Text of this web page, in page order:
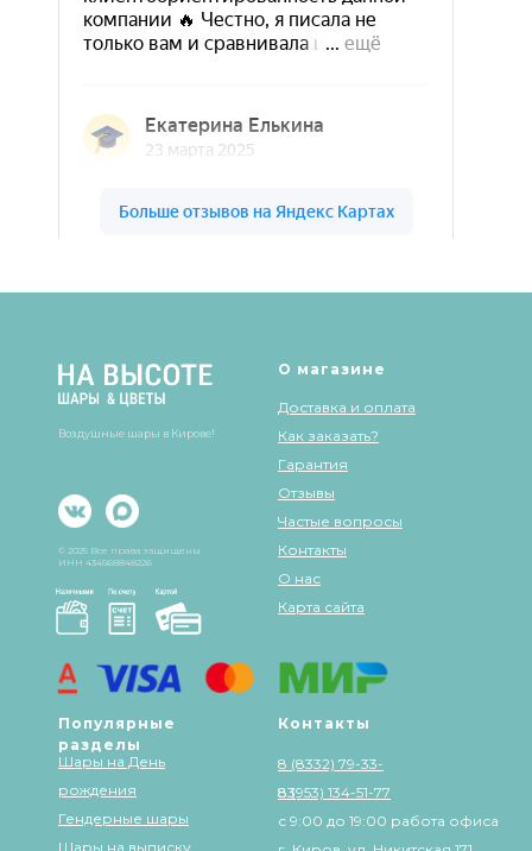
О магазине
Доставка и оплата
Популярные
разделы
Шары на День
рождения
Контакты
© 2025 Все права защищены
Как заказать?
Гарантия
Отзывы
Частые вопросы
Контакты
О нас
Гендерные шары
Шары на выписку
8 (8332) 79-33-
83
8 (953) 134-51-77
с 9:00 до 19:00 работа офиса
ИНН 434568848226
Карта сайта
Воздушные шары в Кирове!